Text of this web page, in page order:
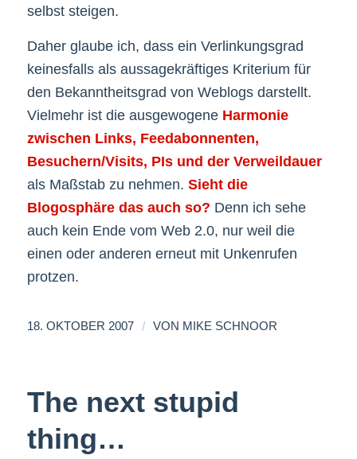
selbst steigen.
Daher glaube ich, dass ein Verlinkungsgrad
keinesfalls als aussagekräftiges Kriterium für
den Bekanntheitsgrad von Weblogs darstellt.
Vielmehr ist die ausgewogene Harmonie
zwischen Links, Feedabonnenten,
Besuchern/Visits, PIs und der Verweildauer
als Maßstab zu nehmen. Sieht die
Blogosphäre das auch so? Denn ich sehe
auch kein Ende vom Web 2.0, nur weil die
einen oder anderen erneut mit Unkenrufen
protzen.
18. OKTOBER 2007 / VON MIKE SCHNOOR
The next stupid
thing…